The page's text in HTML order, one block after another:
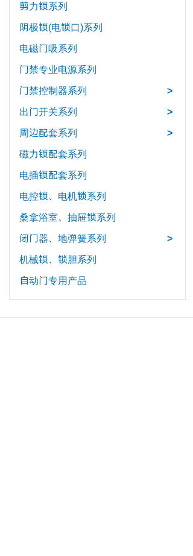
剪力锁系列
阴极锁(电锁口)系列
电磁门吸系列
门禁专业电源系列
门禁控制器系列
>
出门开关系列
>
周边配套系列
>
磁力锁配套系列
电插锁配套系列
电控锁、电机锁系列
桑拿浴室、抽屉锁系列
闭门器、地弹簧系列
>
机械锁、锁胆系列
自动门专用产品